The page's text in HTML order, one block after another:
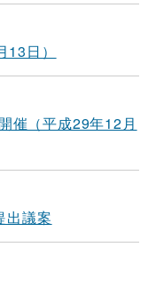
日）
催（平成29年12月
議案